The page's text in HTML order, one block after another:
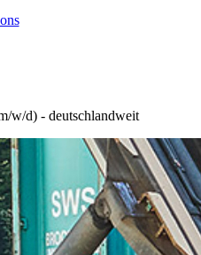
w/d) - deutschlandweit